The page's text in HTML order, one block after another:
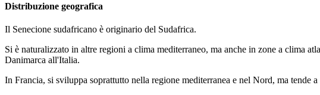
Distribuzione geografica
Il Senecione sudafricano è originario del Sudafrica.
Si è naturalizzato in altre regioni a clima mediterraneo, ma anche in zone a clima
Danimarca all'Italia.
In Francia, si sviluppa soprattutto nella regione mediterranea e nel Nord, ma tende